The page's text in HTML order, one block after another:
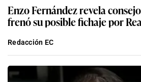
Enzo Fernández revela
frenó su posible fichaje por
Redacción EC